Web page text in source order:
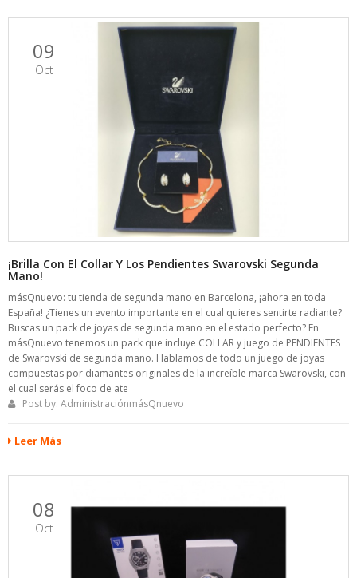
09
Oct
¡Brilla Con El Collar Y Los Pendientes Swarovski Segunda
Mano!
másQnuevo: tu tienda de segunda mano en Barcelona, ¡ahora en toda
España! ¿Tienes un evento importante en el cual quieres sentirte radiante?
Buscas un pack de joyas de segunda mano en el estado perfecto? En
másQnuevo tenemos un pack que incluye COLLAR y juego de PENDIENTES
de Swarovski de segunda mano. Hablamos de todo un juego de joyas
compuestas por diamantes originales de la increíble marca Swarovski, con
el cual serás el foco de ate
Post by: AdministraciónmásQnuevo
Leer Más
08
Oct